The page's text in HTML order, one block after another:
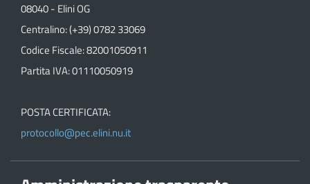
08040 - Elini OG
Centralino: (+39) 0782 33069
Codice Fiscale: 82001050911
Partita IVA: 01110050919
POSTA CERTIFICATA:
protocollo@pec.elini.nu.it